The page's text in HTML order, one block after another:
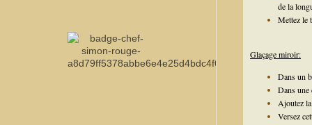
de la
Mettez le
Glaçage miroir:
Dans un
Dans une
Ajoutez
Versez